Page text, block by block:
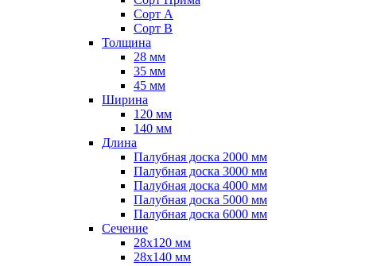
Сорт A
Сорт B
Толщина
28 мм
35 мм
45 мм
Ширина
120 мм
140 мм
Длина
Палубная доска 2000 мм
Палубная доска 3000 мм
Палубная доска 4000 мм
Палубная доска 5000 мм
Палубная доска 6000 мм
Сечение
28х120 мм
28х140 мм